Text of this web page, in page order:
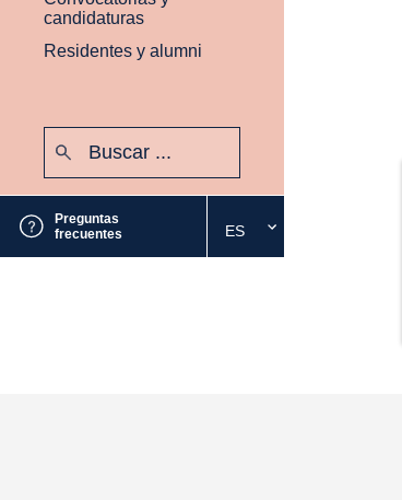
candidaturas
Residentes y alumni
Preguntas
frecuentes
Seleccione
el
ES